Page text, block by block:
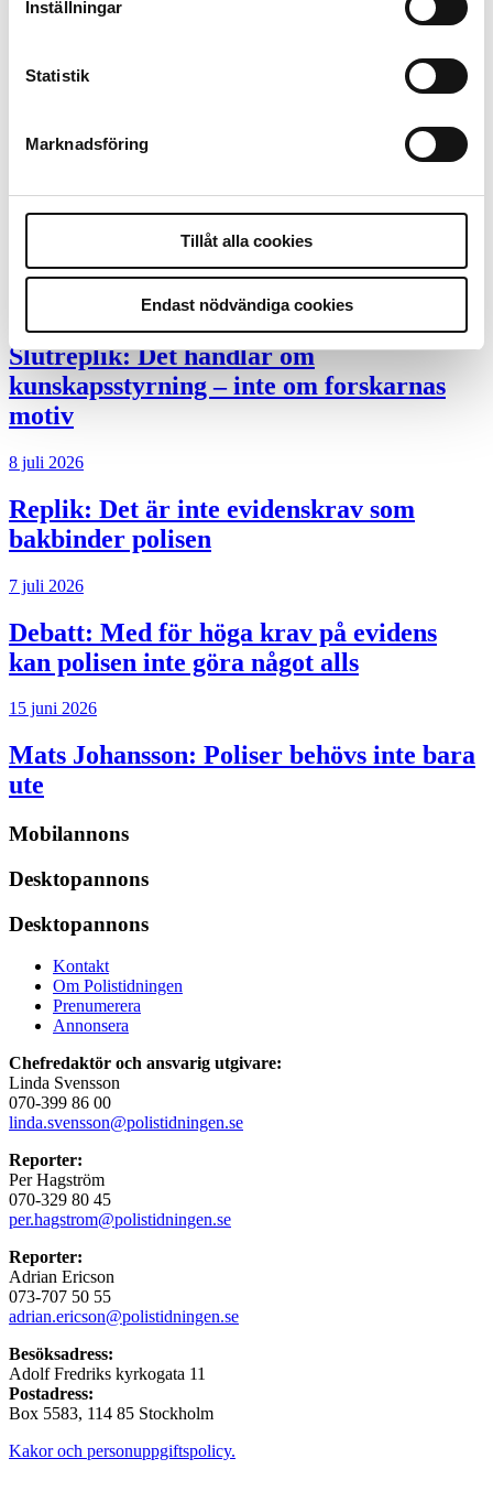
Inställningar
Statistik
Marknadsföring
Tillåt alla cookies
Endast nödvändiga cookies
Polisregionen erkänner fel: ”Kommer att
Desktopannnons
Debatt
Slutreplik:Det handlar om
kunskapsstyrning – inte om forskarnas
motiv
8 juli 2026
Replik: Det är inte evidenskrav som
bakbinder polisen
7 juli 2026
Debatt: Med för höga krav på evidens
kan polisen inte göra något alls
15 juni 2026
Mats Johansson: Poliser behövs inte bara
ute
Mobilannons
Desktopannons
Desktopannons
Kontakt
Om Polistidningen
Prenumerera
Annonsera
Chefredaktör och ansvarig utgivare:
Linda Svensson
070-399 86 00
linda.svensson@polistidningen.se
Reporter:
Per Hagström
070-329 80 45
per.hagstrom@polistidningen.se
Reporter:
Adrian Ericson
073-707 50 55
adrian.ericson@polistidningen.se
Besöksadress:
Adolf Fredriks kyrkogata 11
Postadress:
Box 5583, 114 85 Stockholm
Kakor och personuppgiftspolicy.